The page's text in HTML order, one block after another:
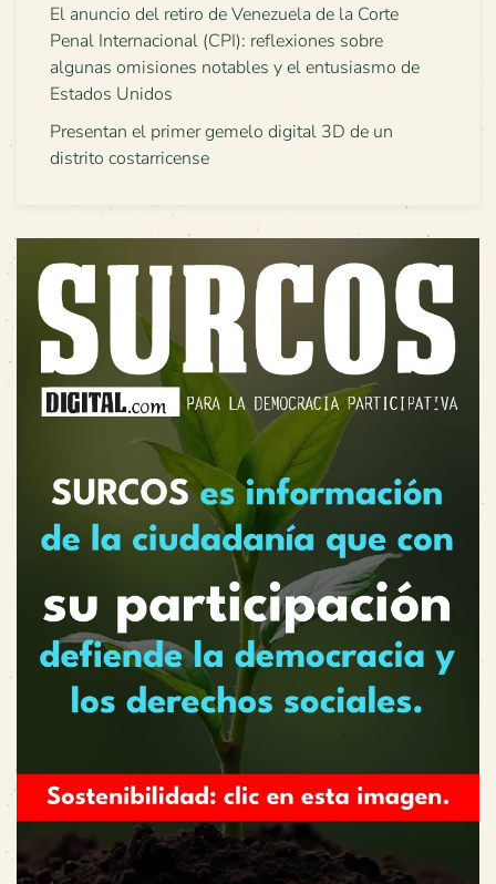
El anuncio del retiro de Venezuela de la Corte
Penal Internacional (CPI): reflexiones sobre
algunas omisiones notables y el entusiasmo de
Estados Unidos
Presentan el primer gemelo digital 3D de un
distrito costarricense